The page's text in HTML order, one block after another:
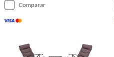
comparar